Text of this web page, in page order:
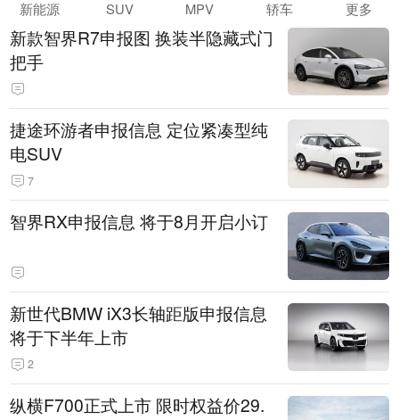
新能源 SUV MPV 轿车 更多
新款智界R7申报图 换装半隐藏式门
把手
捷途环游者申报信息 定位紧凑型纯
电SUV
7
智界RX申报信息 将于8月开启小订
新世代BMW iX3长轴距版申报信息
将于下半年上市
2
纵横F700正式上市 限时权益价29.